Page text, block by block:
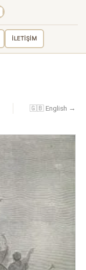
İLETİŞİM
🇬🇧 English →